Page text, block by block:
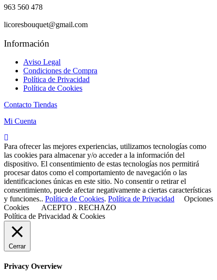
963 560 478
licoresbouquet@gmail.com
Información
Aviso Legal
Condiciones de Compra
Política de Privacidad
Política de Cookies
Contacto Tiendas
Mi Cuenta
Para ofrecer las mejores experiencias, utilizamos tecnologías como
las cookies para almacenar y/o acceder a la información del
dispositivo. El consentimiento de estas tecnologías nos permitirá
procesar datos como el comportamiento de navegación o las
identificaciones únicas en este sitio. No consentir o retirar el
consentimiento, puede afectar negativamente a ciertas características
y funciones.. Política de Cookies. Política de Privacidad
Opciones
Cookies
ACEPTO . RECHAZO
Política de Privacidad & Cookies
Cerrar
Privacy Overview